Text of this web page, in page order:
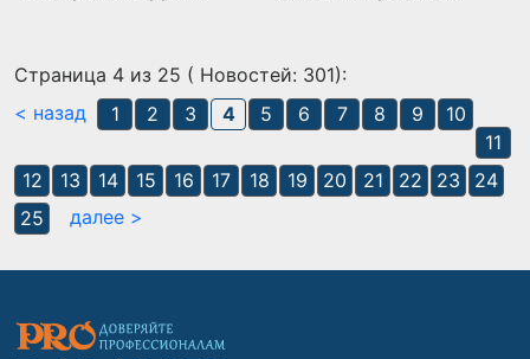
Страница 4 из 25 ( Новостей: 301):
< назад
1 2 3 4 5 6 7 8 9
10
11
12
13 14 15 16 17 18 19 20 21 22 23
24
25
далее >